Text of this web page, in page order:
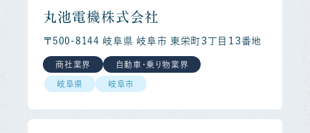
丸池電機株式会社
〒500-8144 岐阜県 岐阜市 東栄町３丁目１３番地
商社業界 自動車・乗り物業界
岐阜県 岐阜市